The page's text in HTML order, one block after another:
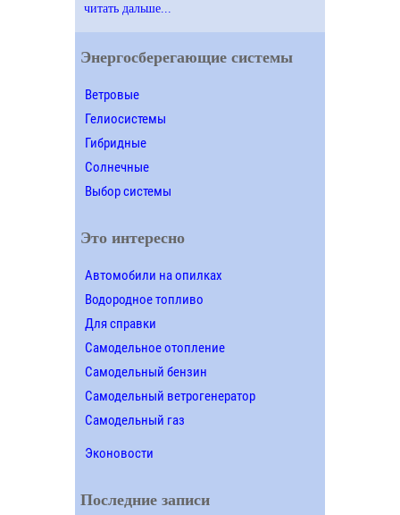
читать дальше...
Энергосберегающие системы
Ветровые
Гелиосистемы
Гибридные
Солнечные
Выбор системы
Это интересно
Автомобили на опилках
Водородное топливо
Для справки
Самодельное отопление
Самодельный бензин
Самодельный ветрогенератор
Самодельный газ
Эконовости
Последние записи